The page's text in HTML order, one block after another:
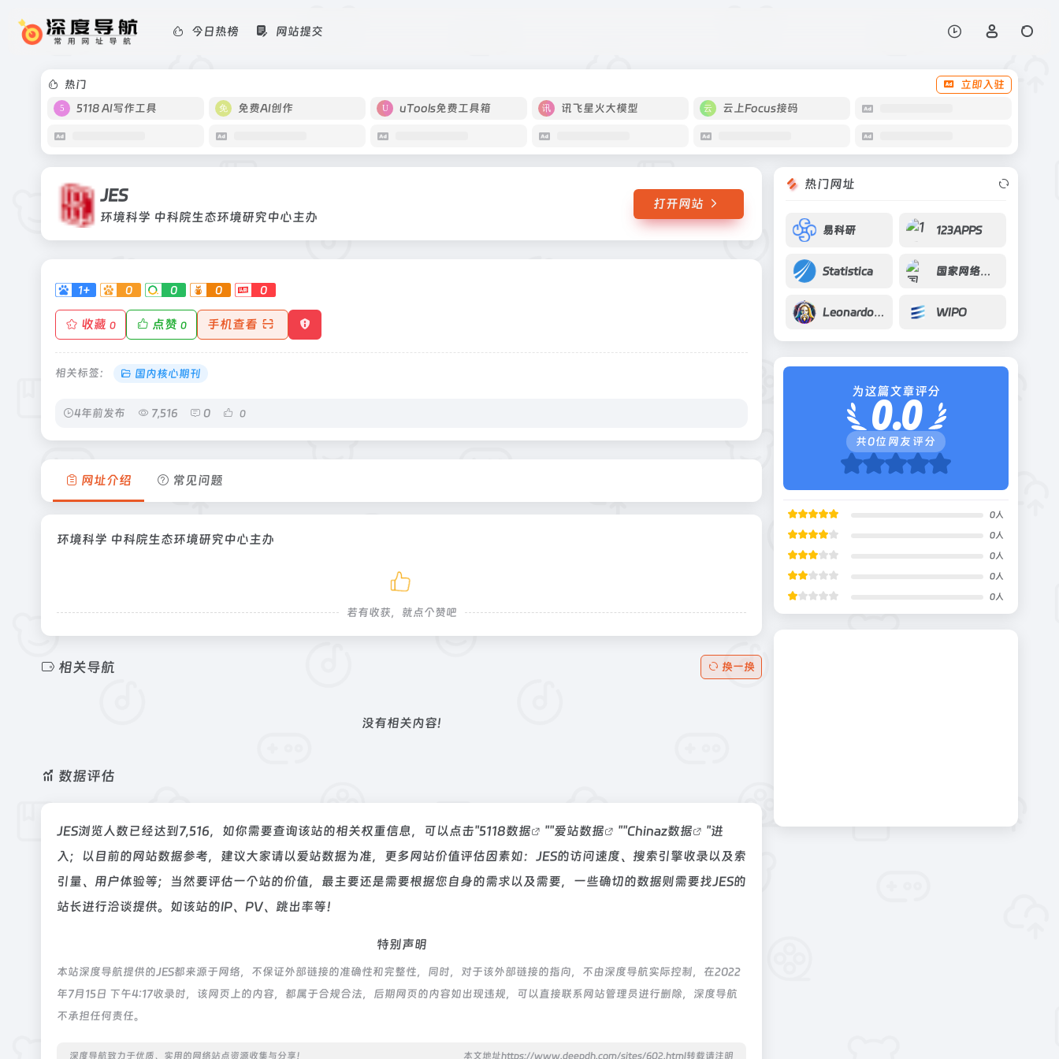
今日热榜 网站提交
热门
立即入驻
5118 AI写作工具
免费AI创作 uTools免费工具箱 讯飞星火大模型 云上Focus接码
JES
环境科学 中科院生态环境研究中心主办
打开网站
1+ 0 0 0 0
收藏 0 点赞 0 手机查看
相关标签： 国内核心期刊
4年前发布 7,516 0 0
网址介绍 常见问题
环境科学 中科院生态环境研究中心主办
若有收获，就点个赞吧
相关导航 换一换
没有相关内容!
数据评估
JES浏览人数已经达到7,516，如你需要查询该站的相关权重信息，可以点击"5118数据 ""爱站数据 ""Chinaz数据
"进
入；以目前的网站数据参考，建议大家请以爱站数据为准，更多网站价值评估因素如：JES的访问速度、搜索引擎收录以及索
引量、用户体验等；当然要评估一个站的价值，最主要还是需要根据您自身的需求以及需要，一些确切的数据则需要找JES的
站长进行洽谈提供。如该站的IP、PV、跳出率等！
特别声明
本站深度导航提供的JES都来源于网络，不保证外部链接的准确性和完整性，同时，对于该外部链接的指向，不由深度导航实际控制，在2022
年7月15日 下午4:17收录时，该网页上的内容，都属于合规合法，后期网页的内容如出现违规，可以直接联系网站管理员进行删除，深度导航
不承担任何责任。
深度导航致力于优质、实用的网络站点资源收集与分享！ 本文地址https://www.deepdh.com/sites/602.html转载请注明
热门网址
易科研 123APPS
Statistica 国家网络管理平台
Leonardo.ai WIPO
为这篇文章评分
0.0
共0位网友评分
0人
0人
0人
0人
0人